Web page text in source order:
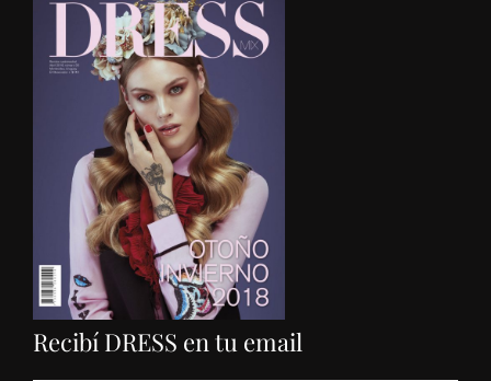
Recibí DRESS en tu email